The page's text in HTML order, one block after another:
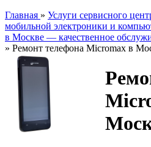
Главная » Услуги сервисного
мобильной электроники и
в Москве — качественное
» Ремонт телефона Micromax в